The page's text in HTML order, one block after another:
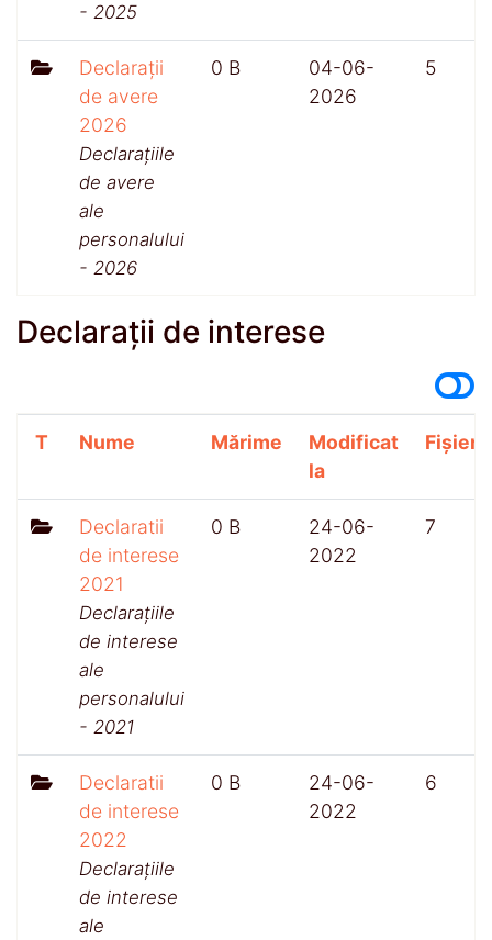
- 2025
Declarații
de avere
2026
Declarațiile
de avere
ale
personalului
- 2026
0 B
04-06-
2026
5
Declarații de interese
T Nume Mărime
Modificat
la
Fișiere
Declaratii
de interese
2021
Declarațiile
de interese
ale
personalului
- 2021
0 B
24-06-
2022
7
Declaratii
de interese
2022
Declarațiile
de interese
ale
0 B
24-06-
2022
6